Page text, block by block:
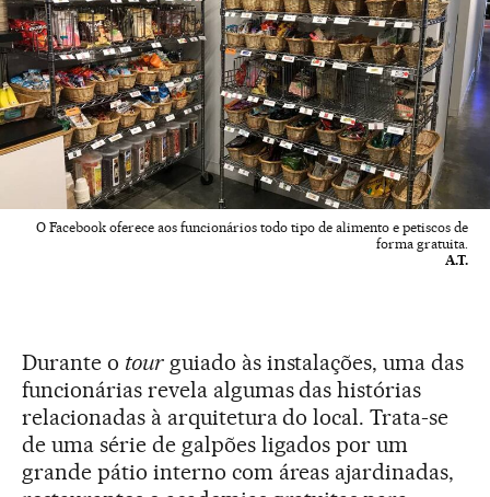
O Facebook oferece aos funcionários todo tipo de alimento e petiscos de
forma gratuita.
A.T.
Durante o tourguiado às instalações, uma das
funcionárias revela algumas das histórias
relacionadas à arquitetura do local. Trata-se
de uma série de galpões ligados por um
grande pátio interno com áreas ajardinadas,